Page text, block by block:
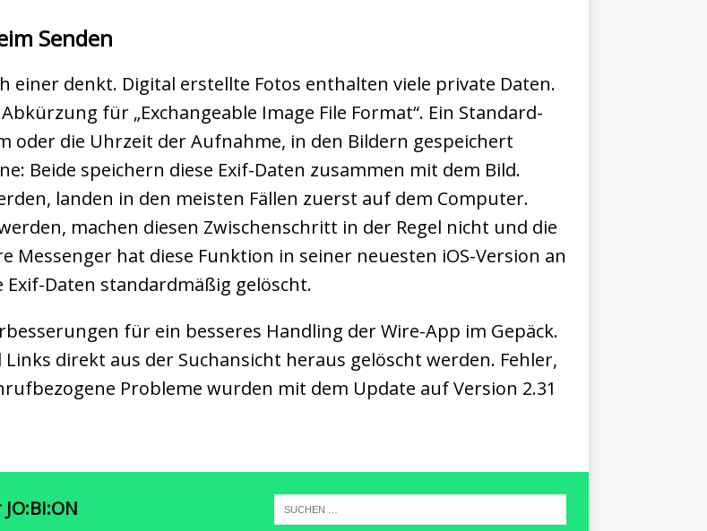
Senden
einer denkt. Digital erstellte Fotos enthalten viele private Daten.
für „Exchangeable Image File Format“. Ein Standard-
oder die Uhrzeit der Aufnahme, in den Bildern gespeichert
Beide speichern diese Exif-Daten zusammen mit dem Bild.
landen in den meisten Fällen zuerst auf dem Computer.
machen diesen Zwischenschritt in der Regel nicht und die
Messenger hat diese Funktion in seiner neuesten iOS-Version an
Exif-Daten standardmäßig gelöscht.
für ein besseres Handling der Wire-App im Gepäck.
direkt aus der Suchansicht heraus gelöscht werden. Fehler,
Probleme wurden mit dem Update auf Version 2.31